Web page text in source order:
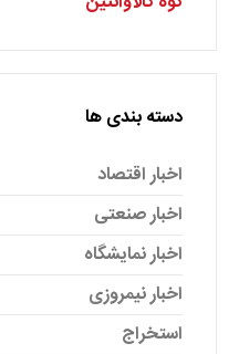
دسته بندی ها
اخبار اقتصاد
اخبار صنعتی
اخبار نمایشگاه
اخبار نیمروزی
استخراج